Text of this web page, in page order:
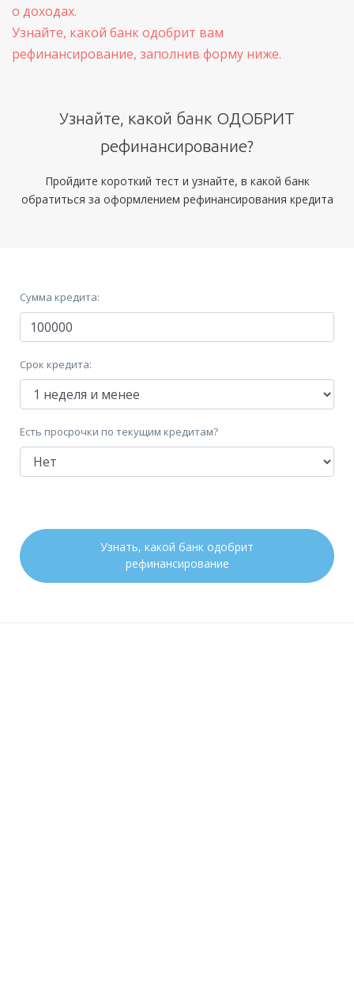
о доходах.
Узнайте, какой банк одобрит вам
рефинансирование, заполнив форму ниже.
Узнайте, какой банк ОДОБРИТ
рефинансирование?
Пройдите короткий тест и узнайте, в какой банк
обратиться за оформлением рефинансирования кредита
Сумма кредита:
Срок кредита:
Есть просрочки по текущим кредитам?
Узнать, какой банк одобрит
рефинансирование